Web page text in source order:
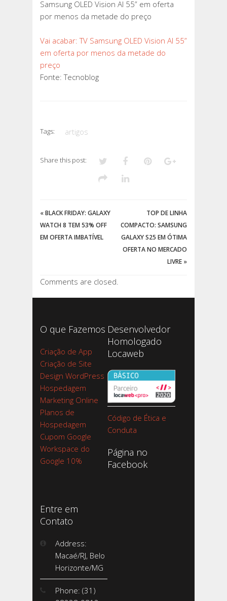
Samsung OLED Vision AI 55” em oferta
por menos da metade do preço
Vai acabar: TV Samsung OLED Vision AI 55”
em oferta por menos da metade do
preço
Fonte: Tecnoblog
Tags: artigos
Share this post:
«BLACK FRIDAY: GALAXY
WATCH 8 TEM 53% OFF
EM OFERTA IMBATÍVEL
TOP DE LINHA
COMPACTO: SAMSUNG
GALAXY S25 EM ÓTIMA
OFERTA NO MERCADO
LIVRE »
Comments are closed.
O que Fazemos
Criação de App
Criação de Site
Design WordPress
Hospedagem
Marketing Online
Planos de
Hospedagem
Cupom Google
Workspace do
Google 10%
Desenvolvedor
Homologado
Locaweb
Código de Ética e
Conduta
Página no
Facebook
Entre em
Contato
Address:
Macaé/RJ, Belo
Horizonte/MG
Phone: (31)